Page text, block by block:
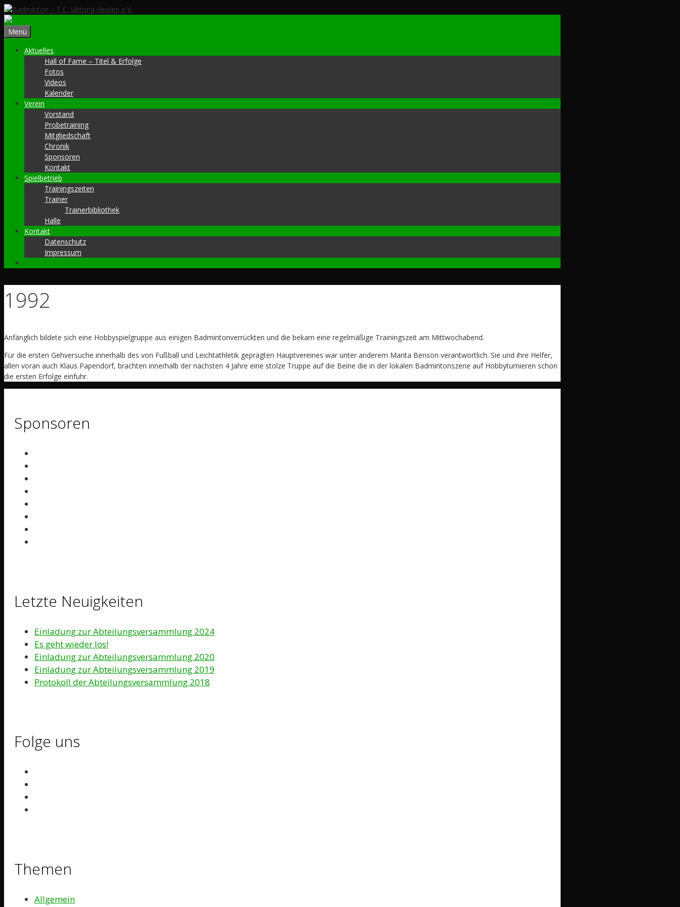
Zum
Inhalt
springen
Menü
Aktuelles
Hall of Fame – Titel & Erfolge
Fotos
Videos
Kalender
Verein
Vorstand
Probetraining
Mitgliedschaft
Chronik
Sponsoren
Kontakt
Spielbetrieb
Trainingszeiten
Trainer
Trainerbibliothek
Halle
Kontakt
Datenschutz
Impressum
1992
Anfänglich bildete sich eine Hobbyspielgruppe aus einigen Badmintonverrückten und die bekam eine regelmäßige Trainingszeit am Mittwochabend.
Für die ersten Gehversuche innerhalb des von Fußball und Leichtathletik geprägten Hauptvereines war unter anderem Marita Benson verantwortlich. Sie und ihre Helfer,
allen voran auch Klaus Papendorf, brachten innerhalb der nächsten 4 Jahre eine stolze Truppe auf die Beine die in der lokalen Badmintonszene auf Hobbyturnieren schon
die ersten Erfolge einfuhr.
Sponsoren
Letzte Neuigkeiten
Einladung zur Abteilungsversammlung 2024
Es geht wieder los!
Einladung zur Abteilungsversammlung 2020
Einladung zur Abteilungsversammlung 2019
Protokoll der Abteilungsversammlung 2018
Folge uns
Themen
Allgemein